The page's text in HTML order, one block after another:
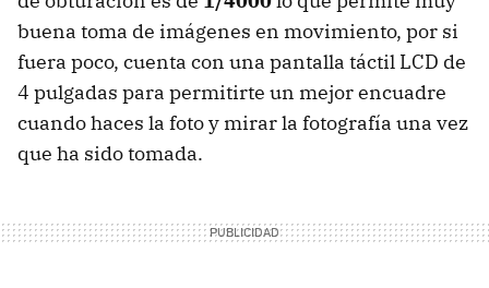
buena toma de imágenes en movimiento, por si
fuera poco, cuenta con una pantalla táctil LCD de
4 pulgadas para permitirte un mejor encuadre
cuando haces la foto y mirar la fotografía una vez
que ha sido tomada.